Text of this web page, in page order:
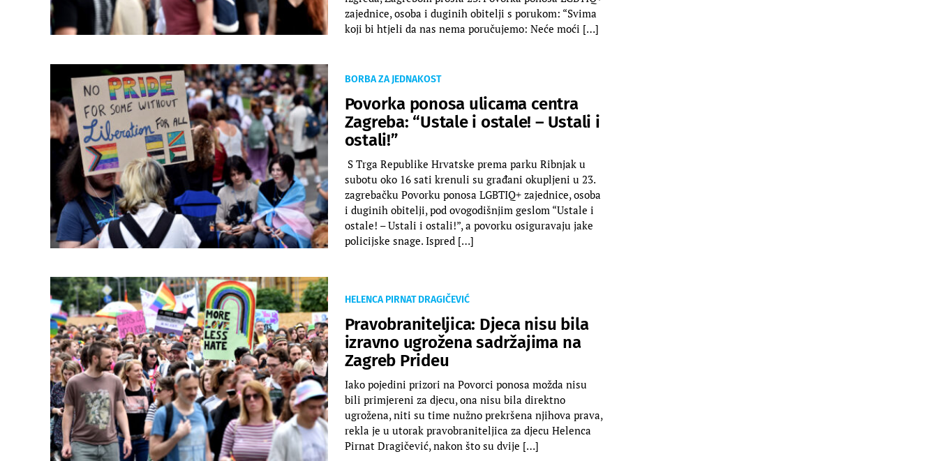
zajednice, osoba i duginih obitelji s porukom: “Svima
koji bi htjeli da nas nema poručujemo: Neće moći […]
BORBA ZA JEDNAKOST
Povorka ponosa ulicama centra
Zagreba: “Ustale i ostale! – Ustali i
ostali!”
S Trga Republike Hrvatske prema parku Ribnjak u
subotu oko 16 sati krenuli su građani okupljeni u 23.
zagrebačku Povorku ponosa LGBTIQ+ zajednice, osoba
i duginih obitelji, pod ovogodišnjim geslom “Ustale i
ostale! – Ustali i ostali!”, a povorku osiguravaju jake
policijske snage. Ispred […]
HELENCA PIRNAT DRAGIČEVIĆ
Pravobraniteljica: Djeca nisu bila
izravno ugrožena sadržajima na
Zagreb Prideu
Iako pojedini prizori na Povorci ponosa možda nisu
bili primjereni za djecu, ona nisu bila direktno
ugrožena, niti su time nužno prekršena njihova prava,
rekla je u utorak pravobraniteljica za djecu Helenca
Pirnat Dragičević, nakon što su dvije […]